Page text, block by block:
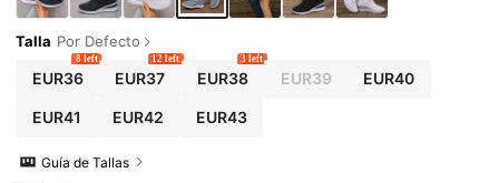
Talla Por Defecto
EUR36
8 left
EUR37
12 left
EUR38
3 left
EUR39 EUR40
EUR41 EUR42 EUR43
Guía de Tallas